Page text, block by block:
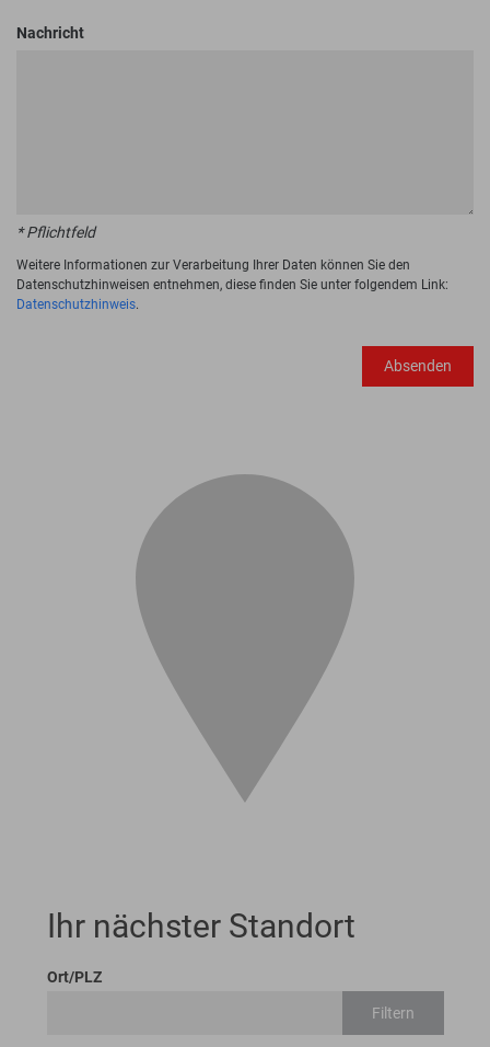
Nachricht
* Pflichtfeld
Weitere Informationen zur Verarbeitung Ihrer Daten können Sie den
Datenschutzhinweisen entnehmen, diese finden Sie unter folgendem Link:
Datenschutzhinweis.
Absenden
Ihr nächster Standort
Ort/PLZ
Filtern